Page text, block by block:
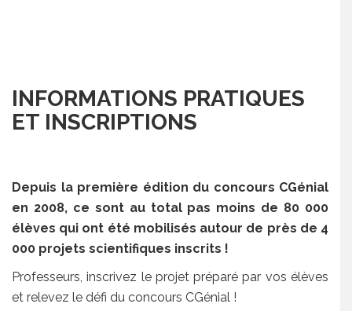
INFORMATIONS PRATIQUES
ET INSCRIPTIONS
Depuis la première édition du concours CGénial
en 2008, ce sont au total pas moins de 80 000
élèves qui ont été mobilisés autour de près de 4
000 projets scientifiques inscrits !
Professeurs, inscrivez le projet préparé par vos élèves
et relevez le défi du concours CGénial !